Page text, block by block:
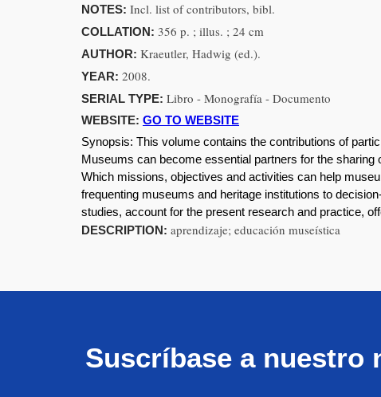
NOTES: Incl. list of contributors, bibl.
COLLATION: 356 p. ; illus. ; 24 cm
AUTHOR: Kraeutler, Hadwig (ed.).
YEAR: 2008.
SERIAL TYPE: Libro - Monografía - Documento
WEBSITE: GO TO WEBSITE
Synopsis: This volume contains the contributions of
Museums can become essential partners for the
Which missions, objectives and activities can help
frequenting museums and heritage institutions to
studies, account for the present research and practice,
DESCRIPTION: aprendizaje; educación museística
Suscríbase a nuestro